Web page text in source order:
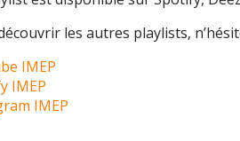
les autres playlists,
IMEP
IMEP
IMEP